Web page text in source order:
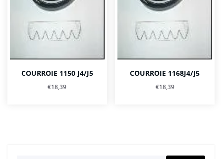
COURROIE 1150 J4/J5
€18,39
COURROIE 1168J4/J5
€18,39